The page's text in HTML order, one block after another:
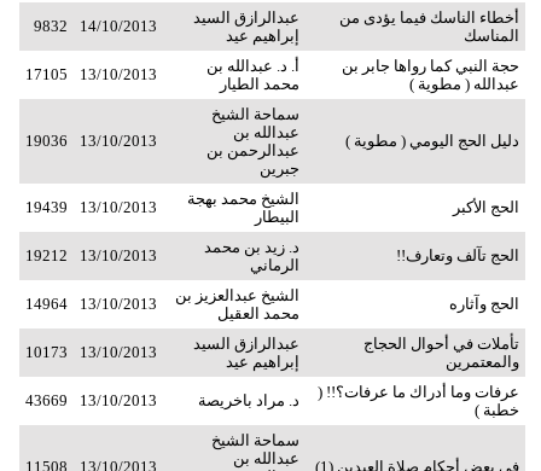
أخطاء الناسك فيما يؤدى من
المناسك
عبدالرازق السيد
إبراهيم عيد
14/10/2013
9832
حجة النبي كما رواها جابر بن
عبدالله ( مطوية )
أ. د. عبدالله بن
محمد الطيار
13/10/2013
17105
دليل الحج اليومي ( مطوية )
سماحة الشيخ
عبدالله بن
عبدالرحمن بن
جبرين
13/10/2013
19036
الحج الأكبر
الشيخ محمد بهجة
البيطار
13/10/2013
19439
الحج تآلف وتعارف!!
د. زيد بن محمد
الرماني
13/10/2013
19212
الحج وآثاره
الشيخ عبدالعزيز بن
محمد العقيل
13/10/2013
14964
تأملات في أحوال الحجاج
والمعتمرين
عبدالرازق السيد
إبراهيم عيد
13/10/2013
10173
عرفات وما أدراك ما عرفات؟!! (
خطبة )
د. مراد باخريصة 13/10/2013
43669
في بعض أحكام صلاة العيدين (1)
سماحة الشيخ
عبدالله بن
13/10/2013
11508